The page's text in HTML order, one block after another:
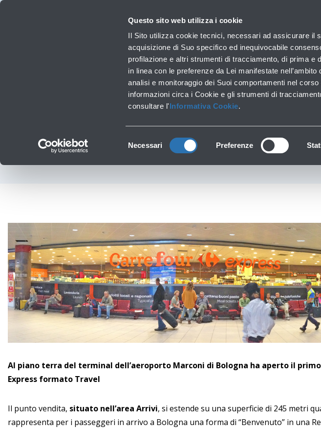
Questo sito web utilizza i cookie
Il Sito utilizza cookie tecnici, necessari ad assicurare il
acquisizione di Suo specifico ed inequivocabile
profilazione e altri strumenti di tracciamento, di prima e
in linea con le preferenze da Lei manifestate
analisi e monitoraggio dei Suoi comportamenti nel
informazioni circa i Cookie e gli strumenti di
consultare l'Informativa Cookie.
del
Necessari Preferenze
Voli
Orari, destinazioni e info
Parcheggi
Soste brevi e lunghe
Da e
Trasporti
Carrefour Express -
Al piano terra del terminal dell’aeroporto Marconi di Bologna ha aperto il
Express formato Travel
Il punto vendita, situato nell’area Arrivi, si estende su una superficie di 245 metri
rappresenta per i passeggeri in arrivo a Bologna una forma di “Benvenuto” in una